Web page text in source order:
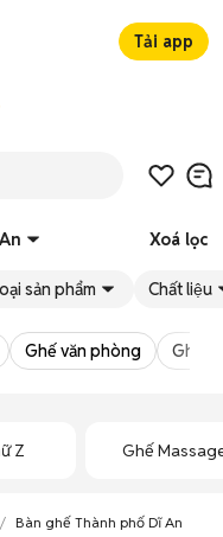
Tải app
Xoá lọc
sản phẩm Chất liệu
Ghế văn phòng Ghế
Z Ghế
Bàn ghế Thành phố Dĩ An